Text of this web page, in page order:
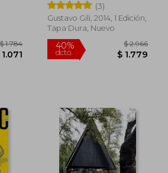
(3)
Gustavo Gili, 2014, 1 Edición,
Tapa Dura, Nuevo